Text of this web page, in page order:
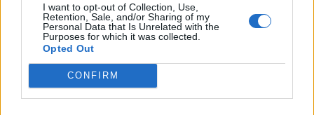
I want to opt-out of Collection, Use,
Retention, Sale, and/or Sharing of my
Personal Data that Is Unrelated with the
Purposes for which it was collected.
Opted Out
CONFIRM
Arhiva sondajelor